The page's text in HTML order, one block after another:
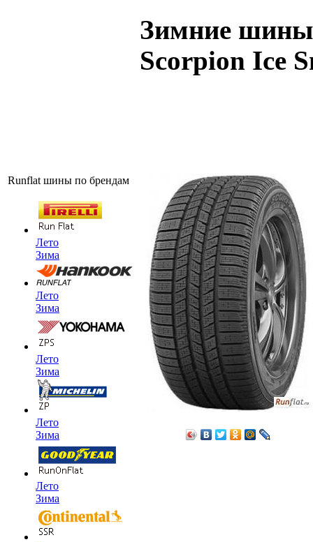
Runflat шины по брендам
Лето
Зима
Лето
Зима
Лето
Зима
Лето
Зима
Лето
Зима
Зимние шины
Scorpion Ice